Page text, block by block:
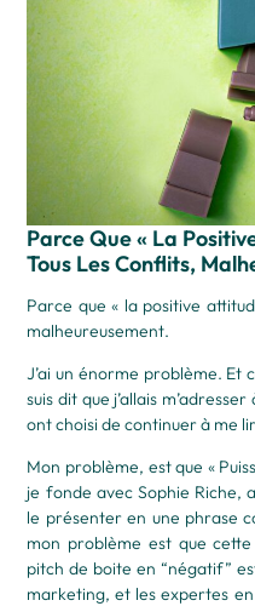
Parce Que « La
Tous Les Conflits,
Parce que « la positive
malheureusement.
J’ai un énorme problème. Et
suis dit que j’allais
ont choisi de continuer à me
Mon problème, est que «
je fonde avec Sophie Riche,
le présenter en une phrase
mon problème est que
pitch de boite en “négatif”
marketing, et les expertes